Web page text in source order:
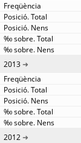
2013
2012